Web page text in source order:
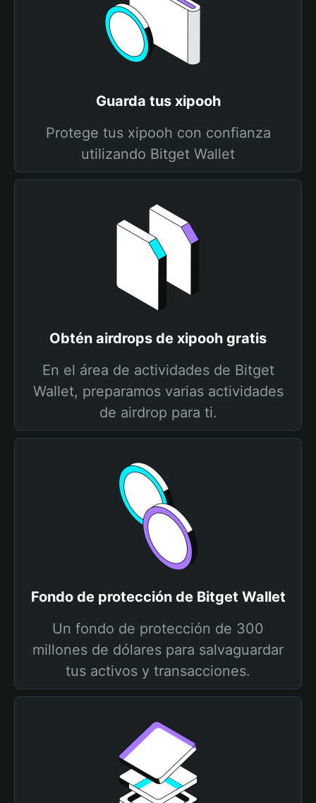
Guarda tus xipooh
Protege tus xipooh con confianza
utilizando Bitget Wallet
Obtén airdrops de xipooh gratis
En el área de actividades de Bitget
Wallet, preparamos varias actividades
de airdrop para ti.
Fondo de protección de Bitget Wallet
Un fondo de protección de 300
millones de dólares para salvaguardar
tus activos y transacciones.